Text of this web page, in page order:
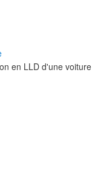
en LLD d'une voiture